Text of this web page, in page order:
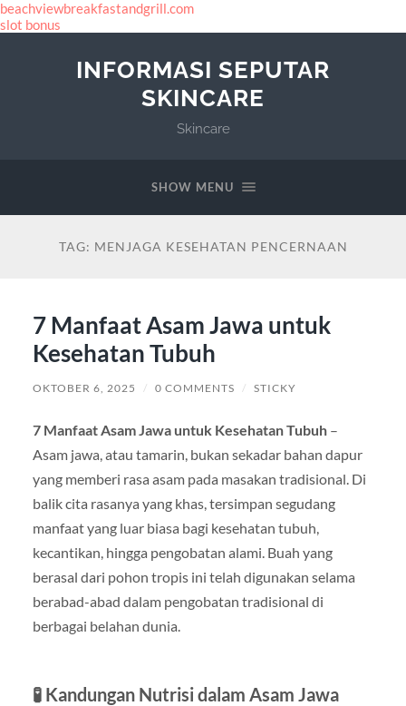
beachviewbreakfastandgrill.com
slot bonus
INFORMASI SEPUTAR
SKINCARE
Skincare
SHOW MENU
TAG: MENJAGA KESEHATAN PENCERNAAN
7 Manfaat Asam Jawa untuk
Kesehatan Tubuh
OKTOBER 6, 2025 / 0 COMMENTS / STICKY
7 Manfaat Asam Jawa untuk Kesehatan Tubuh–
Asam jawa, atau tamarin, bukan sekadar bahan dapur
yang memberi rasa asam pada masakan tradisional. Di
balik cita rasanya yang khas, tersimpan segudang
manfaat yang luar biasa bagi kesehatan tubuh,
kecantikan, hingga pengobatan alami. Buah yang
berasal dari pohon tropis ini telah digunakan selama
berabad-abad dalam pengobatan tradisional di
berbagai belahan dunia.
🧪 Kandungan Nutrisi dalam Asam Jawa